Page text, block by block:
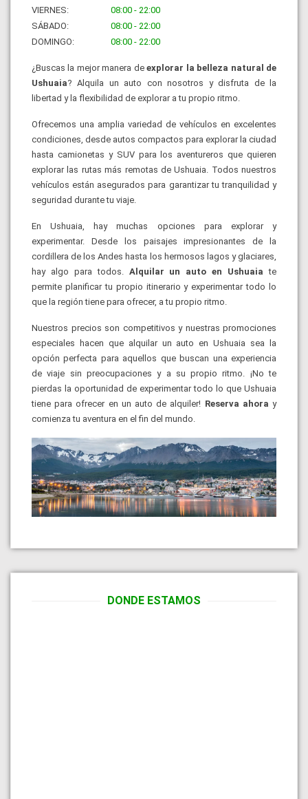
VIERNES:
08:00 - 22:00
SÁBADO:
08:00 - 22:00
DOMINGO:
08:00 - 22:00
¿Buscas la mejor manera de explorar la belleza natural de
Ushuaia?Alquila un auto con nosotros y disfruta de la
libertad y la flexibilidad de explorar a tu propio ritmo.
Ofrecemos una amplia variedad de vehículos en excelentes
condiciones, desde autos compactos para explorar la ciudad
hasta camionetas y SUV para los aventureros que quieren
explorar las rutas más remotas de Ushuaia. Todos nuestros
vehículos están asegurados para garantizar tu tranquilidad y
seguridad durante tu viaje.
En Ushuaia, hay muchas opciones para explorar y
experimentar. Desde los paisajes impresionantes de la
cordillera de los Andes hasta los hermosos lagos y glaciares,
hay algo para todos. Alquilar un auto en Ushuaia
te
permite planificar tu propio itinerario y experimentar todo lo
que la región tiene para ofrecer, a tu propio ritmo.
Nuestros precios son competitivos y nuestras promociones
especiales hacen que alquilar un auto en Ushuaia sea la
opción perfecta para aquellos que buscan una experiencia
de viaje sin preocupaciones y a su propio ritmo. ¡No te
pierdas la oportunidad de experimentar todo lo que Ushuaia
tiene para ofrecer en un auto de alquiler! Reserva ahora y
comienza tu aventura en el fin del mundo.
DONDE ESTAMOS